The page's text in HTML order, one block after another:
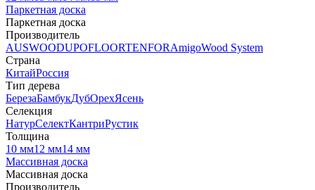
Паркетная доска
Паркетная доска
Производитель
AUSWOODUPOFLOORTENFORAmigoWood System
Страна
КитайРоссия
Тип дерева
БерезаБамбукДубОрехЯсень
Селекция
НатурСелектКантриРустик
Толщина
10 мм12 мм14 мм
Массивная доска
Массивная доска
Производитель